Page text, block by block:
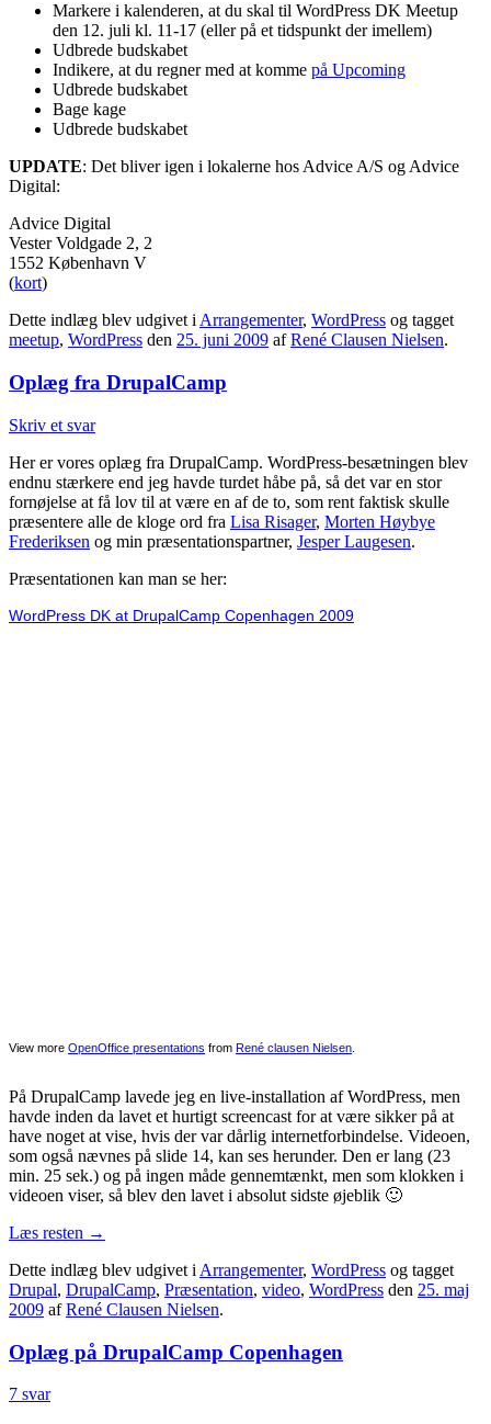
Markere i kalenderen, at du skal til WordPress DK Meetup
den 12. juli kl. 11-17 (eller på et tidspunkt der imellem)
Udbrede budskabet
Indikere, at du regner med at komme på Upcoming
Udbrede budskabet
Bage kage
Udbrede budskabet
UPDATE: Det bliver igen i lokalerne hos Advice A/S og Advice
Digital:
Advice Digital
Vester Voldgade 2, 2
1552 København V
(kort)
Dette indlæg blev udgivet i Arrangementer, WordPress og tagget
meetup, WordPress den 25. juni 2009 afRené Clausen Nielsen.
Oplæg fra DrupalCamp
Skriv et svar
Her er vores oplæg fra DrupalCamp. WordPress-besætningen blev
endnu stærkere end jeg havde turdet håbe på, så det var en stor
fornøjelse at få lov til at være en af de to, som rent faktisk skulle
præsentere alle de kloge ord fra Lisa Risager, Morten Høybye
Frederiksen og min præsentationspartner, Jesper Laugesen.
Præsentationen kan man se her:
WordPress DK at DrupalCamp Copenhagen 2009
View more OpenOffice presentations from René clausen Nielsen
På DrupalCamp lavede jeg en live-installation af WordPress, men
havde inden da lavet et hurtigt screencast for at være sikker på at
have noget at vise, hvis der var dårlig internetforbindelse. Videoen,
som også nævnes på slide 14, kan ses herunder. Den er lang (23
min. 25 sek.) og på ingen måde gennemtænkt, men som klokken i
videoen viser, så blev den lavet i absolut sidste øjeblik 🙂
Læs resten →
Dette indlæg blev udgivet i Arrangementer, WordPress og tagget
Drupal, DrupalCamp, Præsentation, video, WordPress den 25. maj
2009 afRené Clausen Nielsen.
Oplæg på DrupalCamp Copenhagen
7 svar